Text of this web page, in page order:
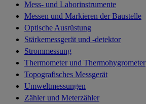
Mess- und Laborinstrumente
Messen und Markieren der Baustelle
Optische Ausrüstung
Stärkemessgerät und -detektor
Strommessung
Thermometer und Thermohygrometer
Topografisches Messgerät
Umweltmessungen
Zähler und Meterzähler